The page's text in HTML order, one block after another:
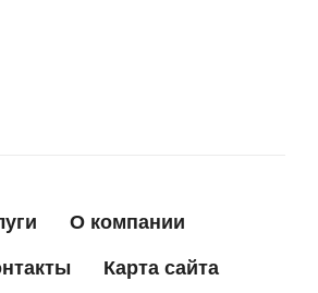
О компании
Карта сайта